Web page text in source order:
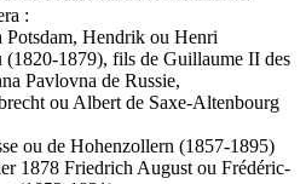
:
Potsdam, Hendrik ou Henri
(1820-1879), fils de Guillaume II des
Pavlovna de Russie,
ou Albert de Saxe-Altenbourg
ou de Hohenzollern (1857-1895)
1878 Friedrich August ou Frédéric-